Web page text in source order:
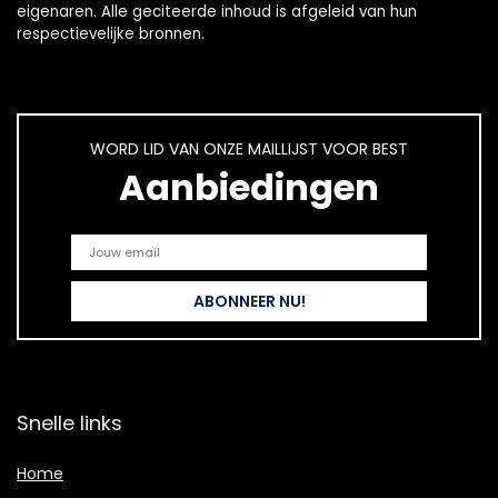
eigenaren. Alle geciteerde inhoud is afgeleid van hun
respectievelijke bronnen.
WORD LID VAN ONZE MAILLIJST VOOR BEST
Aanbiedingen
Snelle links
Home